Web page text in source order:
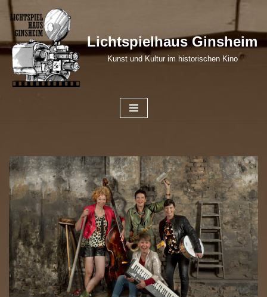
Zum
Inhalt
springen
Lichtspielhaus Ginsheim
Kunst und Kultur im historischen Kino